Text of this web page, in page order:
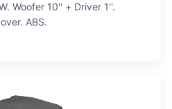
Woofer 10'' + Driver 1''.
ABS.